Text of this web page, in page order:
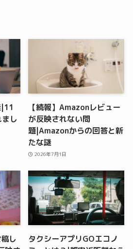
し
【続報】Amazonレビュー
が反映されない問
題|Amazonからの回答と新
たな謎
2026年7月1日
し
タクシーアプリGOエコノ